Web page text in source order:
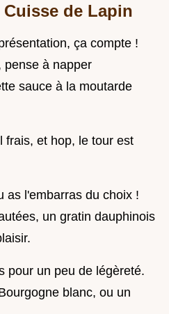
Cuisse de Lapin
ça compte !
pense à napper
sauce à la moutarde
frais, et hop, le tour est
as l'embarras du choix !
un gratin dauphinois
pour un peu de légèreté.
blanc, ou un